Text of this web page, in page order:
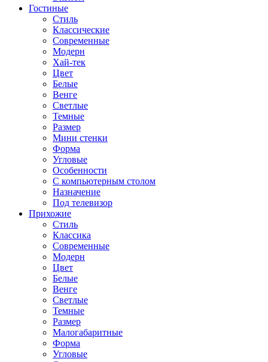
Гостиные
Стиль
Классические
Современные
Модерн
Хай-тек
Цвет
Белые
Венге
Светлые
Темные
Размер
Мини стенки
Форма
Угловые
Особенности
С компьютерным столом
Назначение
Под телевизор
Прихожие
Стиль
Классика
Современные
Модерн
Цвет
Белые
Венге
Светлые
Темные
Размер
Малогабаритные
Форма
Угловые